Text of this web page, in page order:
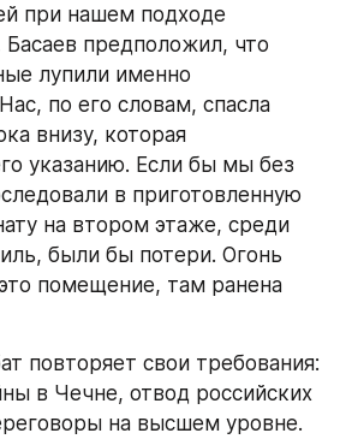
при нашем подходе
Басаев предположил, что
лупили именно
по его словам, спасла
внизу, которая
указанию. Если бы мы без
в приготовленную
на втором этаже, среди
были бы потери. Огонь
помещение, там ранена
повторяет свои требования:
в Чечне, отвод российских
на высшем уровне.